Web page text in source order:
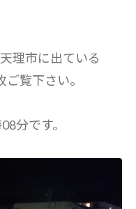
理市に出ている
覧下さい。
分です。